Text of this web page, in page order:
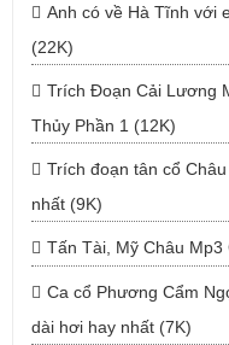
Anh có về Hà Tĩnh với
(22K)
Trích Đoạn Cải Lương
Thủy Phần 1 (12K)
Trích đoạn tân cổ
nhất (9K)
Tấn Tài, Mỹ Châu
Ca cổ Phương Cẩm
dài hơi hay nhất (7K)